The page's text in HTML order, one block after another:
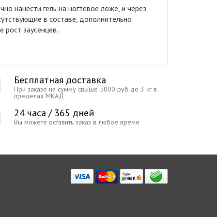
нанести гель на ногтевое ложе, и через
в составе, дополнительно
заусенцев.
Бесплатная доставка
При заказе на сумму свыше 5000 руб до 3 кг в
пределах МКАД
24 часа / 365 дней
Вы можете оставить заказ в любое время